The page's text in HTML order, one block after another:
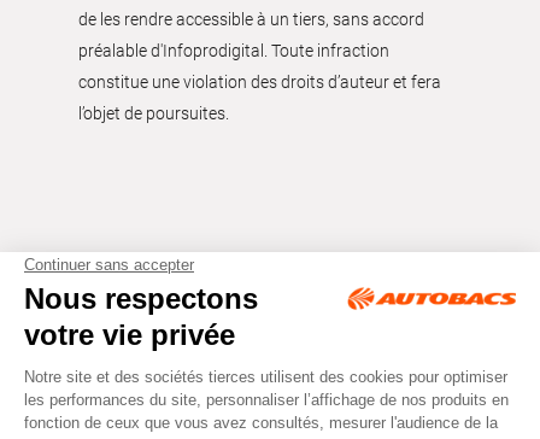
de les rendre accessible à un tiers, sans accord
préalable d'Infoprodigital. Toute infraction
constitue une violation des droits d’auteur et fera
l’objet de poursuites.
Tous droits réservés © Autobacs
Mentions légales RGPD